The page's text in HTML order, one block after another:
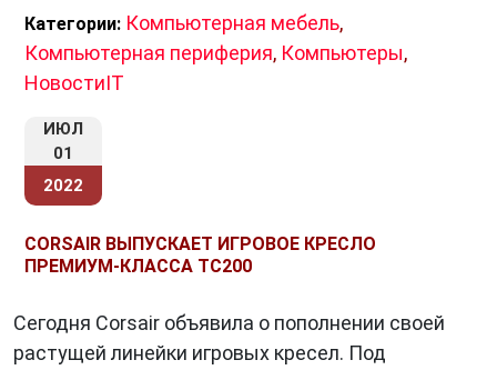
Категории: Компьютерная мебель,
Компьютерная периферия, Компьютеры,
НовостиIT
ИЮЛ
01
2022
CORSAIR ВЫПУСКАЕТ ИГРОВОЕ КРЕСЛО
ПРЕМИУМ-КЛАССА TC200
Сегодня Corsair объявила о пополнении своей
растущей линейки игровых кресел. Под